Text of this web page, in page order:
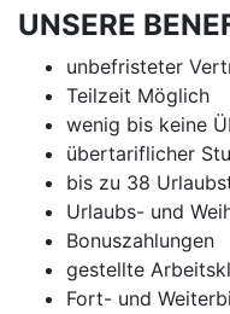
UNSERE
unbefristeter
Teilzeit Möglich
wenig bis keine
übertariflicher
bis zu 38
Urlaubs- und
Bonuszahlungen
gestellte
Fort- und